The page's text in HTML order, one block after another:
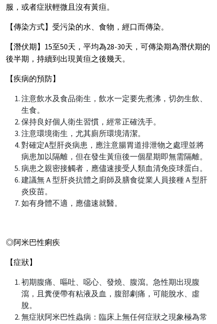
服，或者症狀輕微且沒有黃疸。
【傳染方式】受污染的水、食物，經口而傳染。
【潛伏期】15至50天，平均為28-30天，可傳染期為潛伏期的
後半期，持續到出現黃疸之後幾天。
【疾病的預防】
注意飲水及食品衛生，飲水一定要先煮沸，切勿生飲、
生食。
保持良好個人衛生習慣，經常正確洗手。
注意環境衛生，尤其廁所環境清潔。
對確定A型肝炎病患，應注意腸胃道排泄物之處理並將
病患加以隔離，但在發生黃疸後一個星期即無需隔離。
病患之親密接觸者，應儘速接受人類血清免疫球蛋白。
建議無Ａ型肝炎抗體之廚師及膳食從業人員接種Ａ型肝
炎疫苗。
如有身體不適，應儘速就醫。
◎阿米巴性痢疾
【症狀】
初期腹痛、嘔吐、噁心、發燒、腹瀉。急性期出現腹
瀉，且糞便帶有粘液及血，腹部劇痛，可能脫水、虛
脫。
無症狀阿米巴性蟲病：臨床上無任何症狀之現象極為常